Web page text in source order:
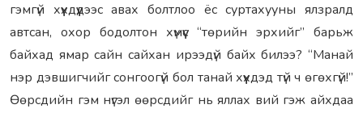
гэмгүй хүүхдүүдээс авах болтлоо ёс суртахууны ялзралд
автсан, охор бодолтон хүмүүс “төрийн эрхийг” барьж
байхад ямар сайн сайхан ирээдүй байх билээ? “Манай
нэр дэвшигчийг сонгоогүй бол танай хүүхдэд түй ч өгөхгүй!”
Өөрсдийн гэм нүгэл өөрсдийг нь яллах вий гэж айхдаа